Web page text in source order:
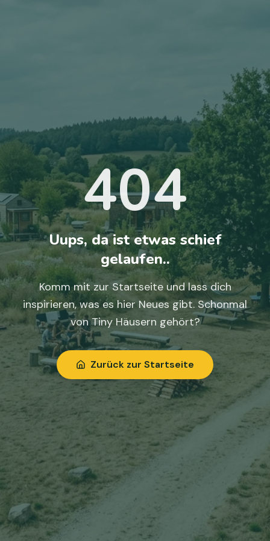
404
Uups, da ist etwas schief
gelaufen..
Komm mit zur Startseite und lass dich
inspirieren, was es hier Neues gibt. Schonmal
von Tiny Häusern gehört?
Zurück zur Startseite